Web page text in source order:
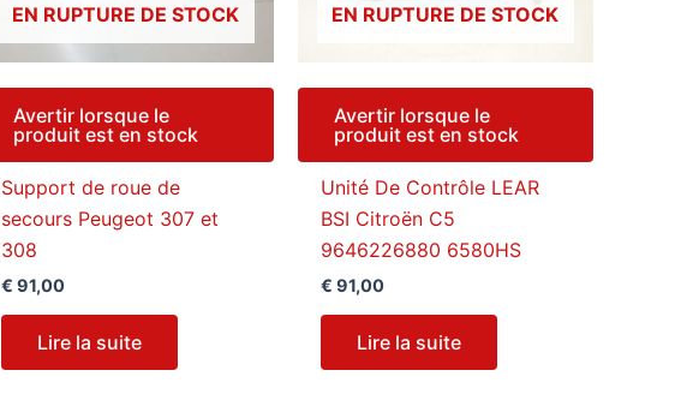
EN RUPTURE DE STOCK
Avertir lorsque le
produit est en stock
Support de roue de
secours Peugeot 307 et
308
€ 91,00
Lire la suite
EN RUPTURE DE STOCK
Avertir lorsque le
produit est en stock
Unité De Contrôle LEAR
BSI Citroën C5
9646226880 6580HS
€ 91,00
Lire la suite